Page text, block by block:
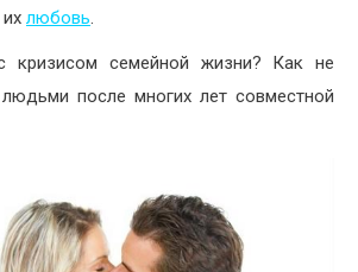
любовь.
кризисом семейной жизни? Как не
после многих лет совместной